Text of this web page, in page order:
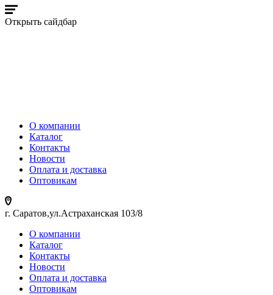
Открыть сайдбар
О компании
Каталог
Контакты
Новости
Оплата и доставка
Оптовикам
г. Саратов,ул.Астраханская 103/8
О компании
Каталог
Контакты
Новости
Оплата и доставка
Оптовикам